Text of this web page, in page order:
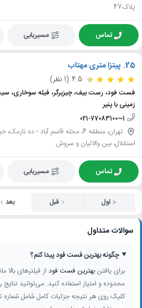
پلاک47
تماس مسیریابی
25. پیتزا متری مهتاب
4.5 (1 نظر)
فست فود، رست بیف، چیزبرگر، فیله سوخاری،
زمینی با پنیر
021-77083100~1
استقلال، بین والائیان و سروش
تماس مسیریابی
اول قبل بعد
سوالات متداول
چگونه بهترین فست فود پیدا کنم؟
برای یافتنبهترین فست فود از فیلترهای بالا
محدوده و امتیاز استفاده کنید. می‌توانید نتایج
کلیک روی هر نتیجه جزئیات کامل شامل